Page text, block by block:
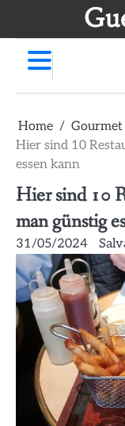
Home
Gourmet
Hier sind 10
essen kann
Hier sind 10
man günstig
31/05/2024